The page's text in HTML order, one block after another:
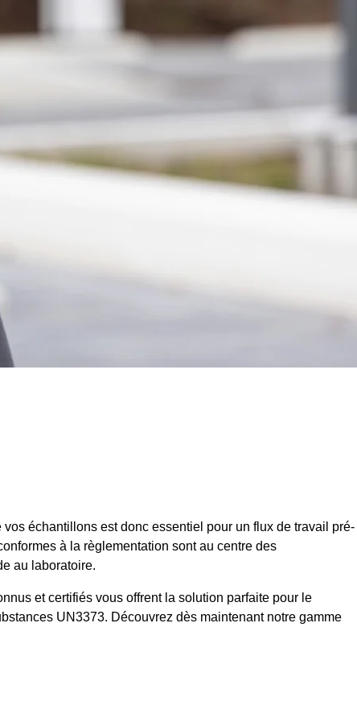
échantillons est donc essentiel pour un flux de travail pré-
à la règlementation sont au centre des
au laboratoire.
et certifiés vous offrent la solution parfaite pour le
UN3373. Découvrez dès maintenant notre gamme